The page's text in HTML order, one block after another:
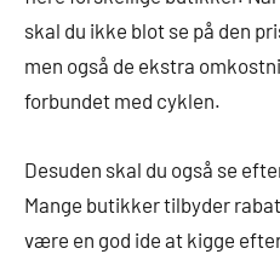
skal du ikke blot se på den
men også de ekstra
forbundet med cyklen.
Desuden skal du også se
Mange butikker tilbyder
være en god ide at kigge